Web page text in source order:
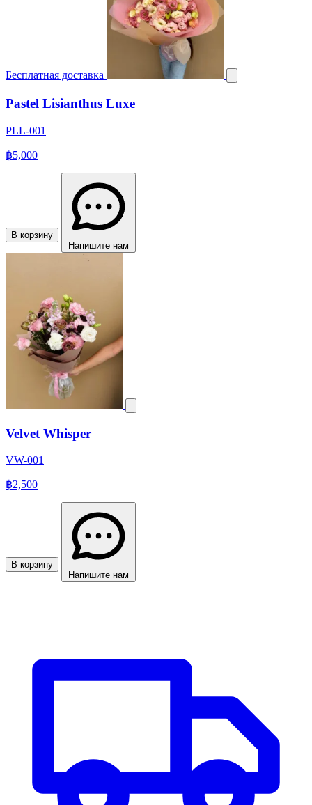
Бесплатная доставка
Pastel Lisianthus Luxe
PLL-001
฿5,000
В корзину
Напишите нам
Velvet Whisper
VW-001
฿2,500
В корзину
Напишите нам